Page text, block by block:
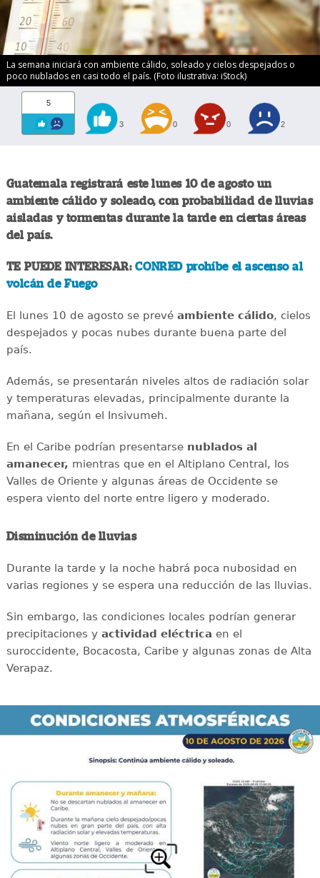
La semana iniciará con ambiente cálido, soleado y cielos despejados o
poco nublados en casi todo el país. (Foto ilustrativa: iStock)
5
3 0 0 2
Guatemala registrará este lunes 10 de agosto un
ambiente cálido y soleado, con probabilidad de lluvias
aisladas y tormentas durante la tarde en ciertas áreas
del país.
TE PUEDE INTERESAR:CONRED prohíbe el ascenso al
volcán de Fuego
El lunes 10 de agosto se prevé ambiente cálido, cielos
despejados y pocas nubes durante buena parte del
país.
Además, se presentarán niveles altos de radiación solar
y temperaturas elevadas, principalmente durante la
mañana, según el Insivumeh.
En el Caribe podrían presentarse nublados al
amanecer, mientras que en el Altiplano Central, los
Valles de Oriente y algunas áreas de Occidente se
espera viento del norte entre ligero y moderado.
Disminución de lluvias
Durante la tarde y la noche habrá poca nubosidad en
varias regiones y se espera una reducción de las lluvias.
Sin embargo, las condiciones locales podrían generar
precipitaciones y actividad eléctrica en el
suroccidente, Bocacosta, Caribe y algunas zonas de Alta
Verapaz.